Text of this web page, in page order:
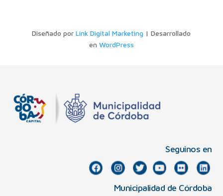
Diseñado porLink Digital Marketing | Desarrollado
en WordPress
Seguinos en
Municipalidad de Córdoba